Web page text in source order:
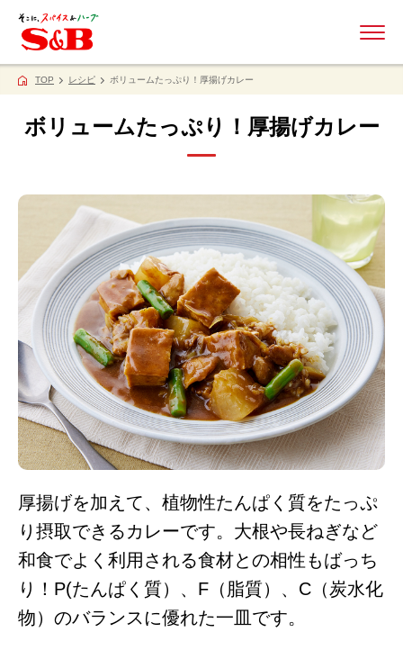
TOP レシピ ボリュームたっぷり！厚揚げカレー
ボリュームたっぷり！厚揚げカレー
厚揚げを加えて、植物性たんぱく質をたっぷ
り摂取できるカレーです。大根や長ねぎなど
和食でよく利用される食材との相性もばっち
り！P(たんぱく質）、F（脂質）、C（炭水化
物）のバランスに優れた一皿です。